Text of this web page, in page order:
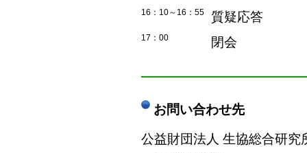
16：10～16：55 質疑応答
17：00 閉会
お問い合わせ先
公益財団法人 生協総合研